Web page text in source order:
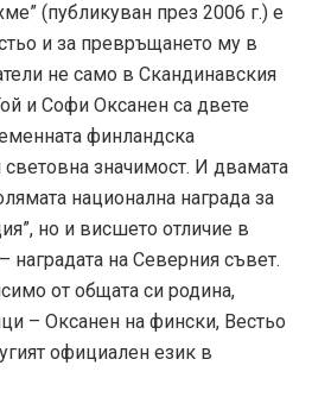
(публикуван през 2006 г.) е
и за превръщането му в
не само в Скандинавския
и Софи Оксанен са двете
финландска
световна значимост. И двамата
национална награда за
но и висшето отличие в
наградата на Северния съвет.
от общата си родина,
– Оксанен на фински, Вестьо
официален език в